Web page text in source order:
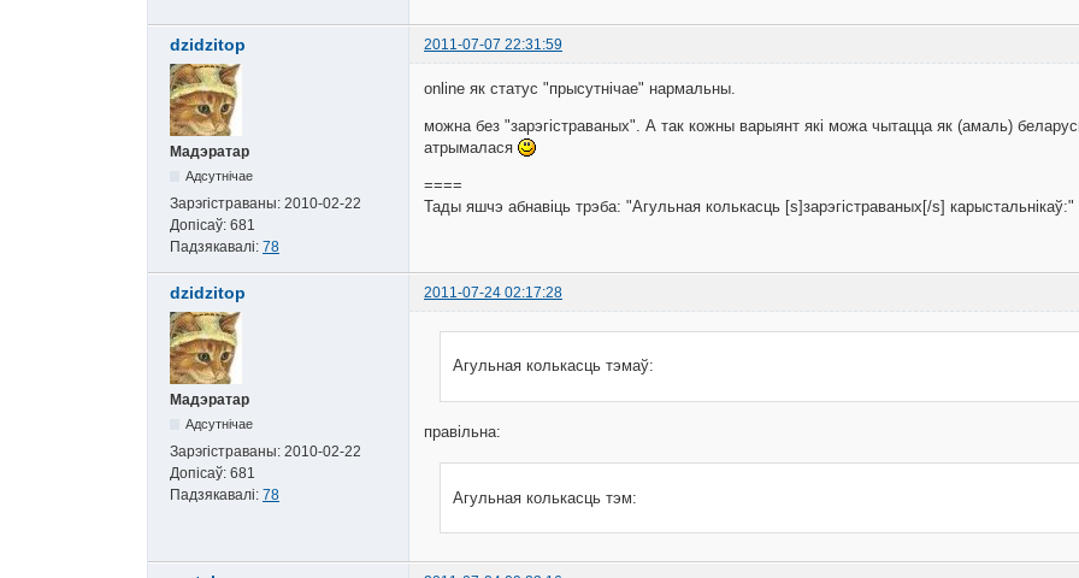
dzidzitop 2011-07-07 22:31:59
Мадэратар
Адсутнічае
Зарэгістраваны: 2010-02-22
Допісаў: 681
Падзякавалі: 78
online як статус "прысутнічае" нармальны.
можна без "зарэгістраваных". А так кожны варыянт які можа чытацца як (амаль)
атрымалася
====
Тады яшчэ абнавіць трэба: "Агульная колькасць [s]зарэгістраваных[/s] карыстальнікаў:"
dzidzitop 2011-07-24 02:17:28
Мадэратар
Адсутнічае
Зарэгістраваны: 2010-02-22
Допісаў: 681
Падзякавалі: 78
Агульная колькасць тэмаў:
правільна:
Агульная колькасць тэм: